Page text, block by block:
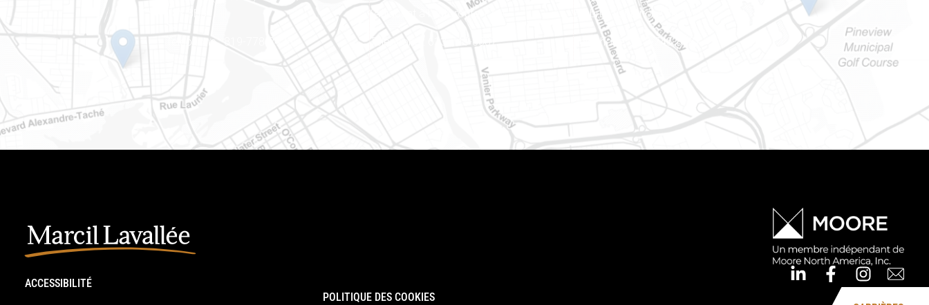
J8Y 3B5
Téléphone : 819-778-2428
(Adjacent à l’autoroute 174)
Téléphone : 613-745-8387
Embrun (Ontario) K0A 1W1
Téléphone : 613-745-8387
ACCESSIBILITÉ
POLITIQUE DES COOKIES